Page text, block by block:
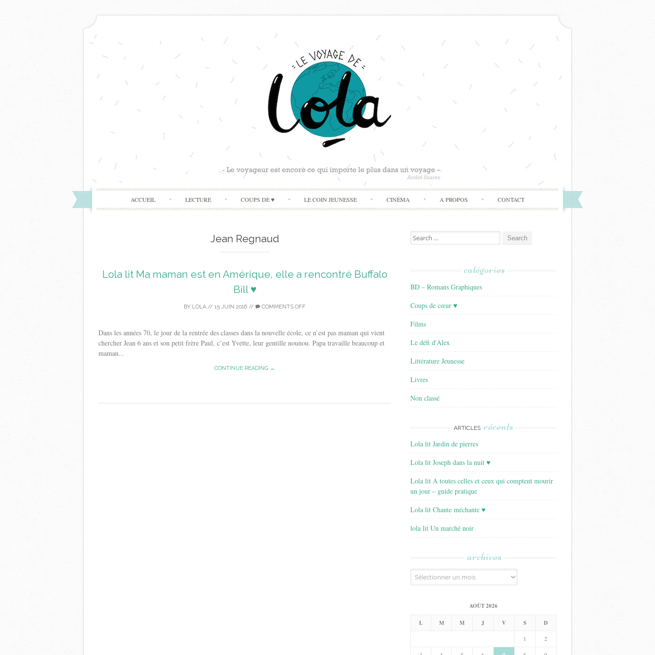
Skip
to
ACCUEIL LECTURE COUPS DE ♥ LE COIN JEUNESSE CINÉMA A PROPOS CONTACT
Jean Regnaud
Lola lit Ma maman est en Amérique, elle a rencontré Buffalo
Bill ♥
BY LOLA // 15 JUIN 2016 // COMMENTS OFF
Dans les années 70, le jour de la rentrée des classes dans la nouvelle école, ce n’est pas maman qui vient
chercher Jean 6 ans et son petit frère Paul, c’est Yvette, leur gentille nounou. Papa travaille beaucoup et
maman...
CONTINUE READING →
Search
for:
catégories
BD – Romans Graphiques
Coups de cœur ♥
Films
Le défi d'Alex
Littérature Jeunesse
Livres
Non classé
ARTICLES récents
Lola lit Jardin de pierres
Lola lit Joseph dans la nuit ♥
Lola lit A toutes celles et ceux qui comptent mourir
un jour – guide pratique
Lola lit Chante méchante ♥
lola lit Un marché noir
archives
Archives
AOÛT 2026
L M M J V S D
1 2